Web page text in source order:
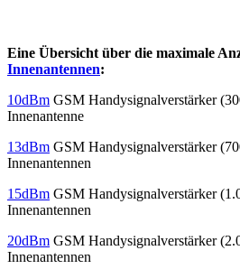
Eine Übersicht über die maximale
Innenantennen:
10dBm GSM Handysignalverstärker
Innenantenne
13dBm GSM Handysignalverstärker
Innenantennen
15dBm GSM Handysignalverstärker
Innenantennen
20dBm GSM Handysignalverstärker
Innenantennen